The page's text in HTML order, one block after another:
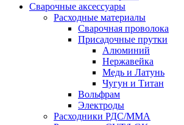
Сварочные аксессуары
Расходные материалы
Сварочная проволока
Присадочные прутки
Алюминий
Нержавейка
Медь и Латунь
Чугун и Титан
Вольфрам
Электроды
Расходники РДС/MMA